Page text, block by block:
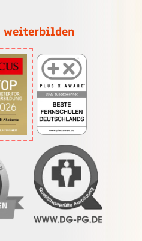
weiterbilden